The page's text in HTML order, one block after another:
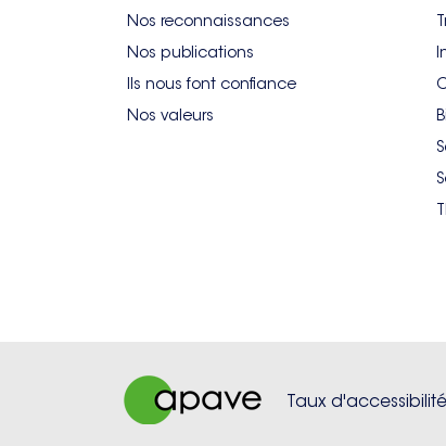
Nos reconnaissances
Nos publications
Ils nous font confiance
Nos valeurs
Taux